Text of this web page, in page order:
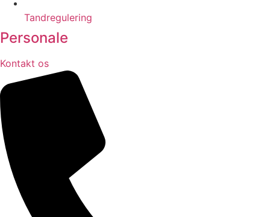
Tandregulering
Personale
Kontakt os